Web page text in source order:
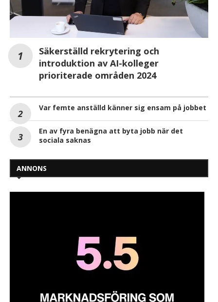
Säkerställd rekrytering och
introduktion av AI-kolleger
prioriterade områden 2024
Var femte anställd känner sig ensam på jobbet
En av fyra benägna att byta jobb när det
sociala saknas
ANNONS